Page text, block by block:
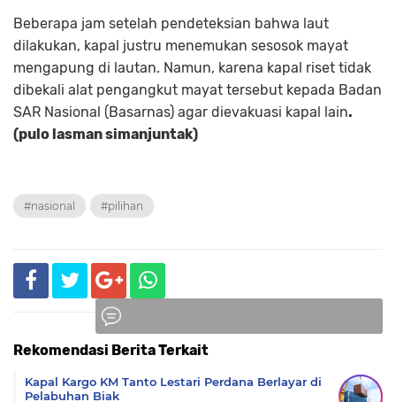
Beberapa jam setelah pendeteksian bahwa laut
dilakukan, kapal justru menemukan sesosok mayat
mengapung di lautan. Namun, karena kapal riset tidak
dibekali alat pengangkut mayat tersebut kepada Badan
SAR Nasional (Basarnas) agar dievakuasi kapal lain.
(pulo lasman simanjuntak)
#nasional #pilihan
Rekomendasi Berita Terkait
Kapal Kargo KM Tanto Lestari Perdana Berlayar di
Pelabuhan Biak